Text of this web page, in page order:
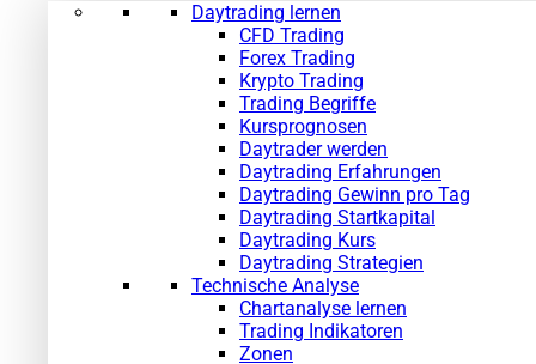
Daytrading lernen
CFD Trading
Forex Trading
Krypto Trading
Trading Begriffe
Kursprognosen
Daytrader werden
Daytrading Erfahrungen
Daytrading Gewinn pro Tag
Daytrading Startkapital
Daytrading Kurs
Daytrading Strategien
Technische Analyse
Chartanalyse lernen
Trading Indikatoren
Zonen